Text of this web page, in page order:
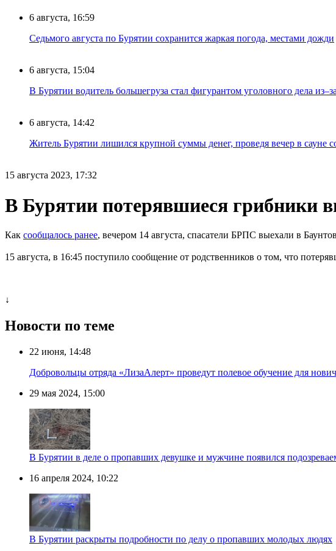
6 августа, 16:59
Седьмого августа по Бурятии сохранится жаркая погода, местами дожди
6 августа, 15:04
В Бурятии водитель большегруза стал фигурантом уголовного дела
6 августа, 14:42
Житель Бурятии лишился крупной суммы денег, проведя вечер в сауне
15 августа 2023, 17:32
В Бурятии потерявшиеся грибники
Как сообщалось ранее, вечером 14 августа, спасатели БРПС выехали в
15 августа, в 16:45 поступило сообщение от родственников о том, что
↓
Новости по теме
22 июня, 14:48
Добровольцы отряда «ЛизаАлерт» проведут полевое обучение для
29 мая 2024, 15:00
В Бурятии в деле о пропавших девушке и мужчине появился
16 апреля 2024, 10:22
В Бурятии раскрыты подробности по делу о пропавших молодых людях